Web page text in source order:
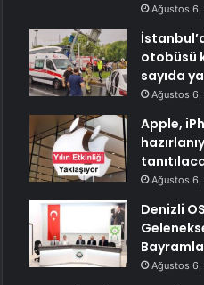
Ağustos 6,
otobüsü
sayıda
Ağustos 6,
Apple,
Ağustos 6,
Denizli
Ağustos 6,